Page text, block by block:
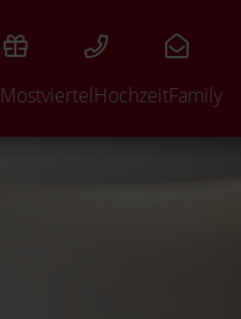
MostviertelHochzeitFamily